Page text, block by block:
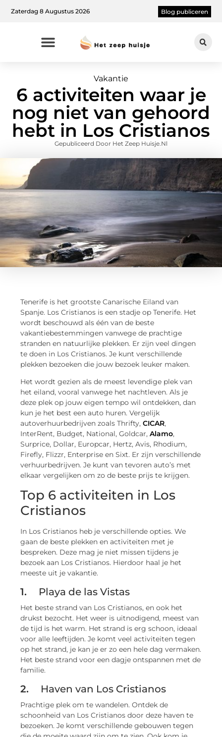
Zaterdag 8 Augustus 2026 Blog publiceren
Vakantie
6 activiteiten waar je
nog niet van gehoord
hebt in Los Cristianos
Gepubliceerd Door Het Zeep Huisje.nl
Tenerife is het grootste Canarische Eiland van
Spanje. Los Cristianos is een stadje op Tenerife. Het
wordt beschouwd als één van de beste
vakantiebestemmingen vanwege de prachtige
stranden en natuurlijke plekken. Er zijn veel dingen
te doen in Los Cristianos. Je kunt verschillende
plekken bezoeken die jouw bezoek leuker maken.
Het wordt gezien als de meest levendige plek van
het eiland, vooral vanwege het nachtleven. Als je
deze plek op jouw eigen tempo wil ontdekken, dan
kun je het best een auto huren. Vergelijk
autoverhuurbedrijven zoals Thrifty,CICAR,
InterRent, Budget, National, Goldcar,Alamo,
Surprice, Dollar, Europcar, Hertz, Avis, Rhodium,
Firefly, Flizzr, Enterprise en Sixt. Er zijn verschillende
verhuurbedrijven. Je kunt van tevoren auto’s met
elkaar vergelijken om zo de beste prijs te krijgen.
Top 6 activiteiten in Los
Cristianos
In Los Cristianos heb je verschillende opties. We
gaan de beste plekken en activiteiten met je
bespreken. Deze mag je niet missen tijdens je
bezoek aan Los Cristianos. Hierdoor haal je het
meeste uit je vakantie.
1. Playa de las Vistas
Het beste strand van Los Cristianos, en ook het
drukst bezocht. Het weer is uitnodigend, meest van
de tijd is het warm. Het strand is erg schoon, ideaal
voor alle leeftijden. Je komt veel activiteiten tegen
op het strand, je kan je er zo een hele dag vermaken.
Het beste strand voor een dagje ontspannen met de
familie.
2. Haven van Los Cristianos
Prachtige plek om te wandelen. Ontdek de
schoonheid van Los Cristianos door deze haven te
bezoeken. Je komt verschillende gebouwen tegen